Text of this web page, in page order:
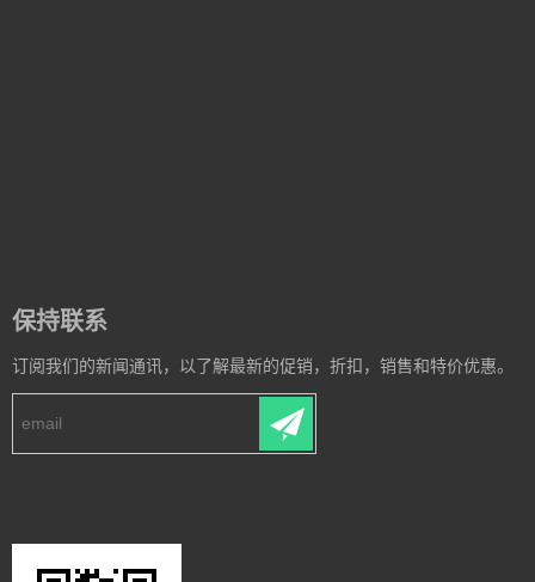
保持联系
订阅我们的新闻通讯，以了解最新的促销，折扣，销售和特价优惠。